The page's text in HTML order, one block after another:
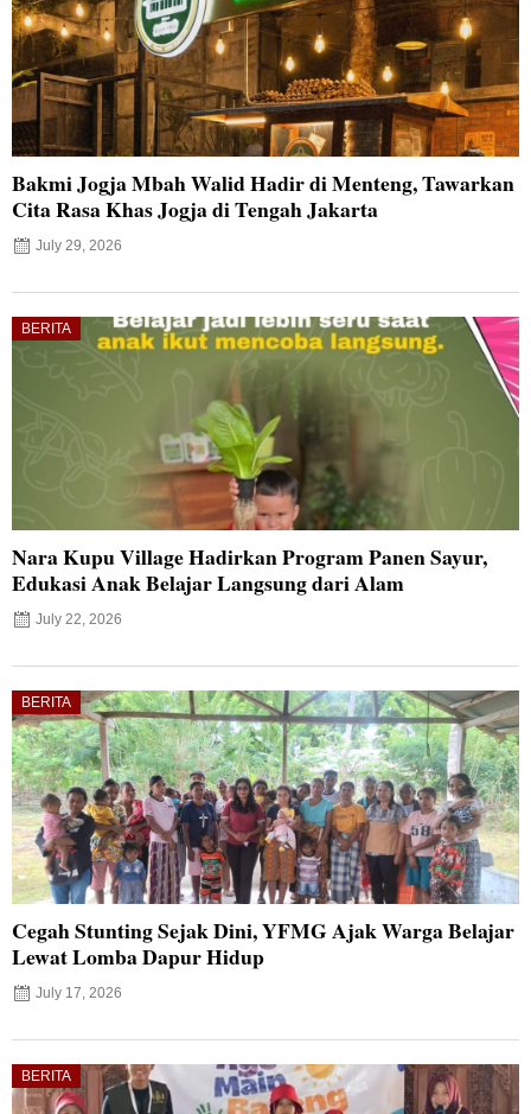
Bakmi Jogja Mbah Walid Hadir di Menteng, Tawarkan
Cita Rasa Khas Jogja di Tengah Jakarta
July 29, 2026
BERITA
Nara Kupu Village Hadirkan Program Panen Sayur,
Edukasi Anak Belajar Langsung dari Alam
July 22, 2026
BERITA
Cegah Stunting Sejak Dini, YFMG Ajak Warga Belajar
Lewat Lomba Dapur Hidup
July 17, 2026
BERITA